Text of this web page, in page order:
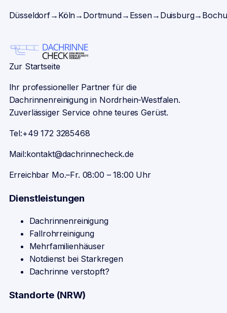
Düsseldorf→ Köln→ Dortmund→ Essen→ Duisburg→
Zur Startseite
Ihr professioneller Partner für die
Dachrinnenreinigung in Nordrhein-Westfalen.
Zuverlässiger Service ohne teures Gerüst.
Tel:+49 172 3285468
Mail:kontakt@dachrinnecheck.de
Erreichbar Mo.–Fr. 08:00 – 18:00 Uhr
Dienstleistungen
Dachrinnenreinigung
Fallrohrreinigung
Mehrfamilienhäuser
Notdienst bei Starkregen
Dachrinne verstopft?
Standorte (NRW)